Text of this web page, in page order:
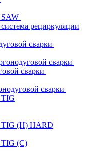
рециркуляции
сварки
сварки
сварки
сварки
(H) HARD
TIG (С)